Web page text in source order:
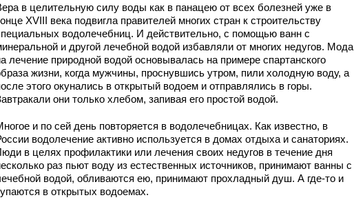
в целительную силу воды как в панацею от всех болезней уже в
XVIII века подвигла правителей многих стран к строительству
водолечебниц. И действительно, с помощью ванн с
и другой лечебной водой избавляли от многих недугов. Мода
лечение природной водой основывалась на примере спартанского
жизни, когда мужчины, проснувшись утром, пили холодную воду, а
этого окунались в открытый водоем и отправлялись в горы.
они только хлебом, запивая его простой водой.
и по сей день повторяется в водолечебницах. Как известно, в
водолечение активно используется в домах отдыха и санаториях.
в целях профилактики или лечения своих недугов в течение дня
раз пьют воду из естественных источников, принимают ванны с
водой, обливаются ею, принимают прохладный душ. А где-то и
в открытых водоемах.